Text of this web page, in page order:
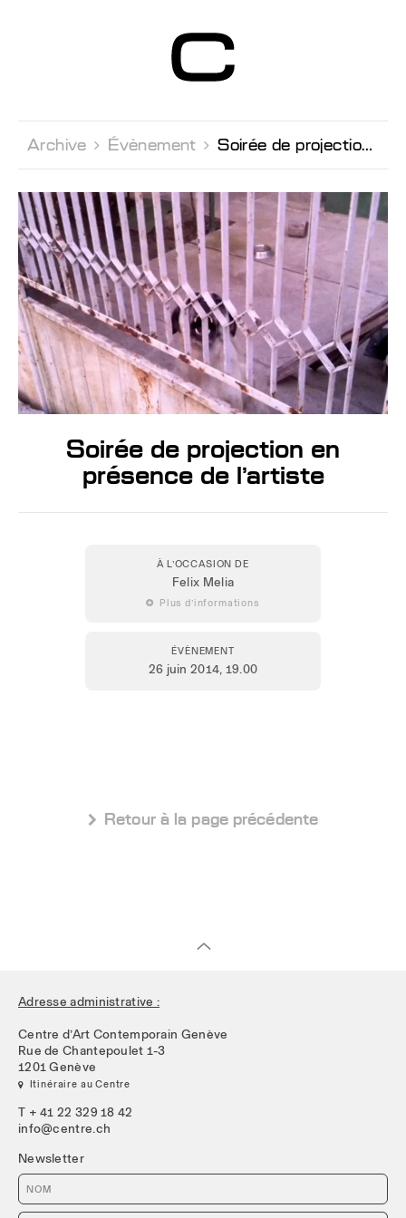
Contemporain
Genève
Archive  Évènement  Soirée de projection en présence de l'artiste
Soirée de projection en
présence de l’artiste
À L’OCCASION DE
Felix Melia
 Plus d’informations
ÉVÈNEMENT
26 juin 2014, 19.00
 Retour à la page précédente
Adresse administrative :
Centre d’Art Contemporain Genève
Rue de Chantepoulet 1-3
1201 Genève
 Itinéraire au Centre
T + 41 22 329 18 42
info@centre.ch
Newsletter